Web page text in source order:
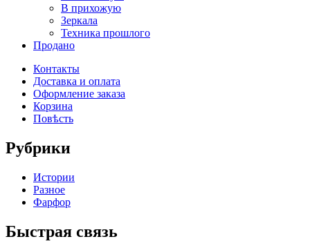
В прихожую
Зеркала
Техника прошлого
Продано
Контакты
Доставка и оплата
Оформление заказа
Корзина
Повѣсть
Рубрики
Истории
Разное
Фарфор
Быстрая связь